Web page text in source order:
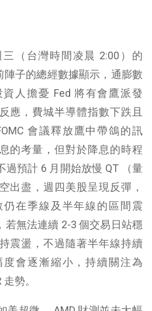
（台灣時間凌晨 2:00）的
陣子的總經數據顯示，通膨數
人擔憂 Fed 將有會鷹派發
應，費城半導體指數下跌且
會議釋放鷹中帶鴿的訊
的考量，但對於降息的時程
過預計 6 月開始放慢 QT （量
出盡，週四美股呈現反彈，
在季線及半年線的區間震
若無法連續 2-3 個交易日站穩
震盪，不過隨著半年線持續
度會逐漸縮小，持續關注為
勢。